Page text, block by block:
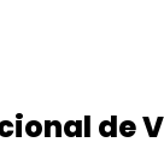
de